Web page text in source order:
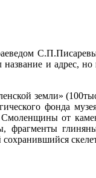
и адрес,
земли»
фонда
от
фрагменты